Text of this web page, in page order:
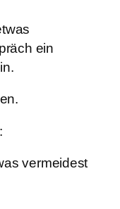
ein
vermeidest